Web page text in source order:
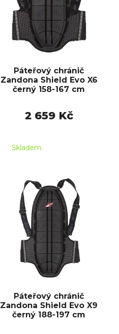
Páteřový chránič
Zandona Shield Evo X6
černý 158-167 cm
2 659 Kč
Skladem
Páteřový chránič
Zandona Shield Evo X9
černý 188-197 cm